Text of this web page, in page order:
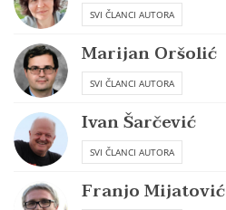
SVI ČLANCI AUTORA
Marijan Oršolić
SVI ČLANCI AUTORA
Ivan Šarčević
SVI ČLANCI AUTORA
Franjo Mijatović